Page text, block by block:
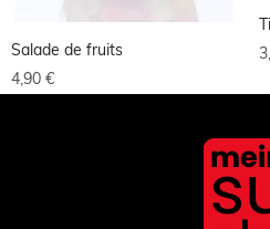
Salade de fruits
4,90 €